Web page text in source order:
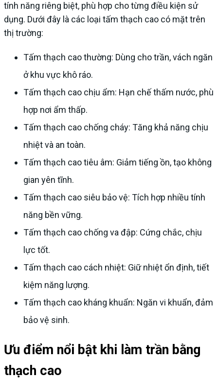
tính năng riêng biệt, phù hợp cho từng điều kiện sử
dụng. Dưới đây là các loại tấm thạch cao có mặt trên
thị trường:
Tấm thạch cao thường: Dùng cho trần, vách ngăn
ở khu vực khô ráo.
Tấm thạch cao chịu ẩm: Hạn chế thấm nước, phù
hợp nơi ẩm thấp.
Tấm thạch cao chống cháy: Tăng khả năng chịu
nhiệt và an toàn.
Tấm thạch cao tiêu âm: Giảm tiếng ồn, tạo không
gian yên tĩnh.
Tấm thạch cao siêu bảo vệ: Tích hợp nhiều tính
năng bền vững.
Tấm thạch cao chống va đập: Cứng chắc, chịu
lực tốt.
Tấm thạch cao cách nhiệt: Giữ nhiệt ổn định, tiết
kiệm năng lượng.
Tấm thạch cao kháng khuẩn: Ngăn vi khuẩn, đảm
bảo vệ sinh.
Ưu điểm nổi bật khi làm trần bằng
thạch cao